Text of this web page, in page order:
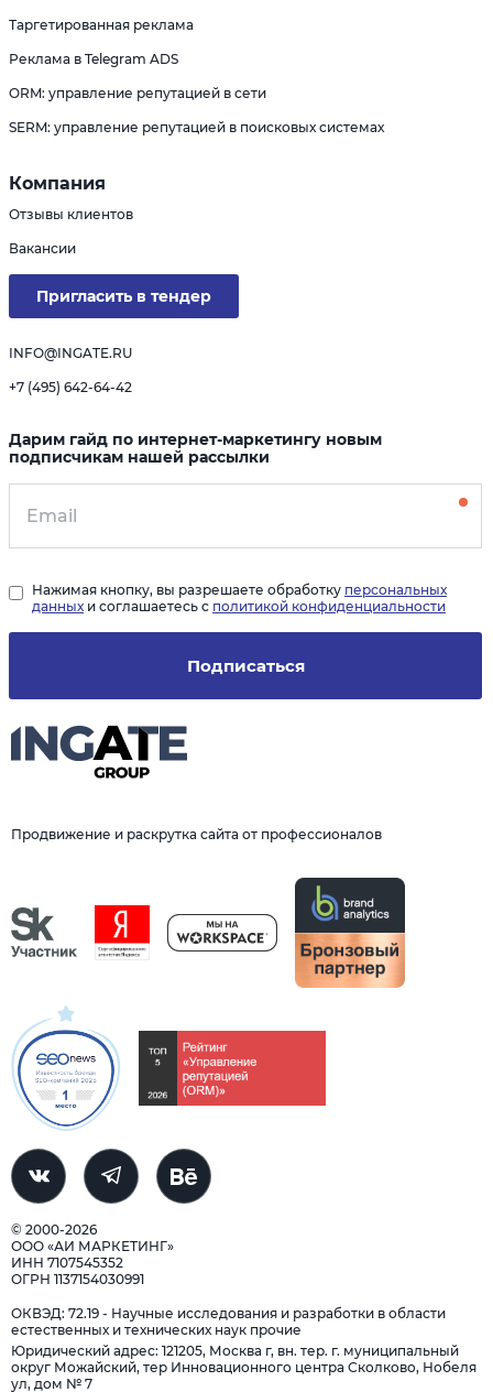
Продвижение и раскрутка сайта от профессионалов
© 2000-2026
ООО «АИ МАРКЕТИНГ»
ИНН 7107545352
ОГРН 1137154030991
Таргетированная реклама
Реклама в Telegram ADS
ORM: управление репутацией в сети
SERM: управление репутацией в поисковых системах
Компания
Отзывы клиентов
Вакансии
Пригласить в тендер
INFO@INGATE.RU
+7 (495) 642-64-42
Дарим гайд по интернет-маркетингу новым
подписчикам нашей рассылки
Подписаться
Нажимая кнопку, вы разрешаете обработку персональных
данных и соглашаетесь с политикой конфиденциальности
ОКВЭД: 72.19 - Научные исследования и разработки в области
естественных и технических наук прочие
Юридический адрес: 121205, Москва г, вн. тер. г. муниципальный
округ Можайский, тер Инновационного центра Сколково, Нобеля
ул, дом № 7